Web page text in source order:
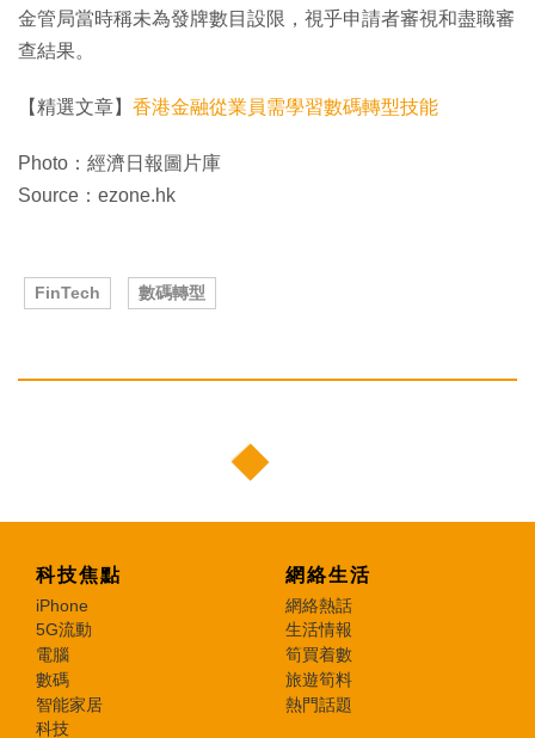
金管局當時稱未為發牌數目設限，視乎申請者審視和盡職審
查結果。
【精選文章】 香港金融從業員需學習數碼轉型技能
Photo：經濟日報圖片庫
Source：ezone.hk
FinTech 數碼轉型
科技焦點
iPhone
5G流動
電腦
數碼
智能家居
科技
網絡生活
網絡熱話
生活情報
筍買着數
旅遊筍料
熱門話題